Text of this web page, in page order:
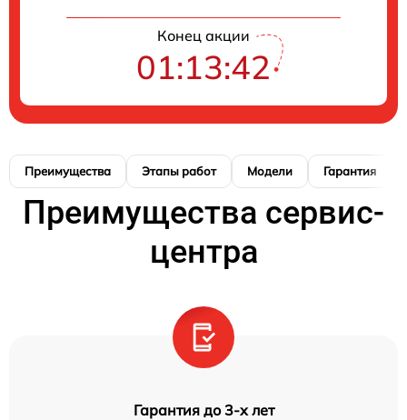
Конец акции
01:13:41
Преимущества Этапы работ Модели Гарантия
Преимущества сервис-
центра
Гарантия до 3-х лет